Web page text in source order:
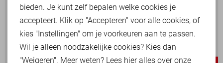
bieden. Je kunt zelf bepalen welke cookies je
accepteert. Klik op "Accepteren" voor alle cookies, of
kies "Instellingen" om je voorkeuren aan te passen.
Wil je alleen noodzakelijke cookies? Kies dan
"Weigeren". Meer weten? Lees hieralles over onze